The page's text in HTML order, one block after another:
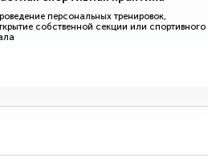
персональных тренировок,
собственной секции или спортивного